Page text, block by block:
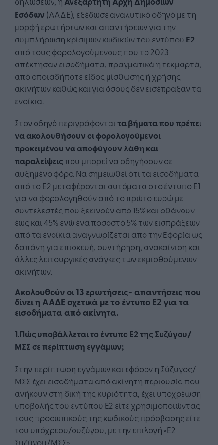
Εσόδων (ΑΑΔΕ), εξέδωσε αναλυτικό οδηγό με τη
μορφή ερωτήσεων και απαντήσεων για την
συμπλήρωση κρίσιμων κωδικών του εντύπου Ε2
από τους φορολογούμενους που το 2023
απέκτησαν εισοδήματα, πραγματικά η τεκμαρτά,
από οποιαδήποτε είδος μίσθωσης ή χρήσης
ακινήτων καθώς και για όσους δεν εισέπραξαν τα
ενοίκια.
Στον οδηγό περιγράφονται τα βήματα που πρέπει
να ακολουθήσουν οι φορολογούμενοι
προκειμένου να αποφύγουν λάθη και
παραλείψεις που μπορεί να οδηγήσουν σε
αυξημένο φόρο. Να σημειωθεί ότι τα εισοδήματα
από το Ε2 μεταφέρονται αυτόματα στο έντυπο Ε1
για να φορολογηθούν από το πρώτο ευρώ με
συντελεστές που ξεκινούν από 15% και φθάνουν
έως και 45% ενώ ένα ποσοστό 5% των εισπράξεων
από τα ενοίκια αναγνωρίζεται από την Εφορία ως
δαπάνη για επισκευή, συντήρηση, ανακαίνιση και
άλλες λειτουργικές ανάγκες των εκμισθούμενων
ακινήτων.
Ακολουθούν οι 13 ερωτήσεις- απαντήσεις που
δίνει η ΑΑΔΕ σχετικά με το έντυπο Ε2 για τα
εισοδήματα από ακίνητα.
1.Πώς υποβάλλεται το έντυπο Ε2 της Συζύγου/
ΜΣΣ σε περίπτωση εγγάμων;
Στην περίπτωση εγγάμων και εφόσον η Σύζυγος/
ΜΣΣ έχει εισοδήματα από ακίνητη περιουσία που
ανήκουν στη δική της κυριότητα, έχει υποχρέωση
υποβολής του εντύπου Ε2 είτε χρησιμοποιώντας
τους προσωπικούς της κωδικούς πρόσβασης είτε
του υπόχρεου/συζύγου, με την επιλογή «Ε2
Συζύγου/ΜΣΣ».